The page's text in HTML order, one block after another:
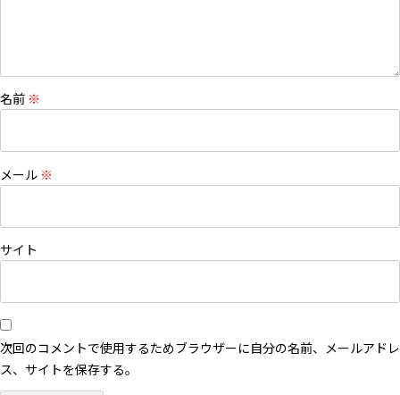
名前 ※
メール ※
サイト
次回のコメントで使用するためブラウザーに自分の名前、メールアドレ
ス、サイトを保存する。